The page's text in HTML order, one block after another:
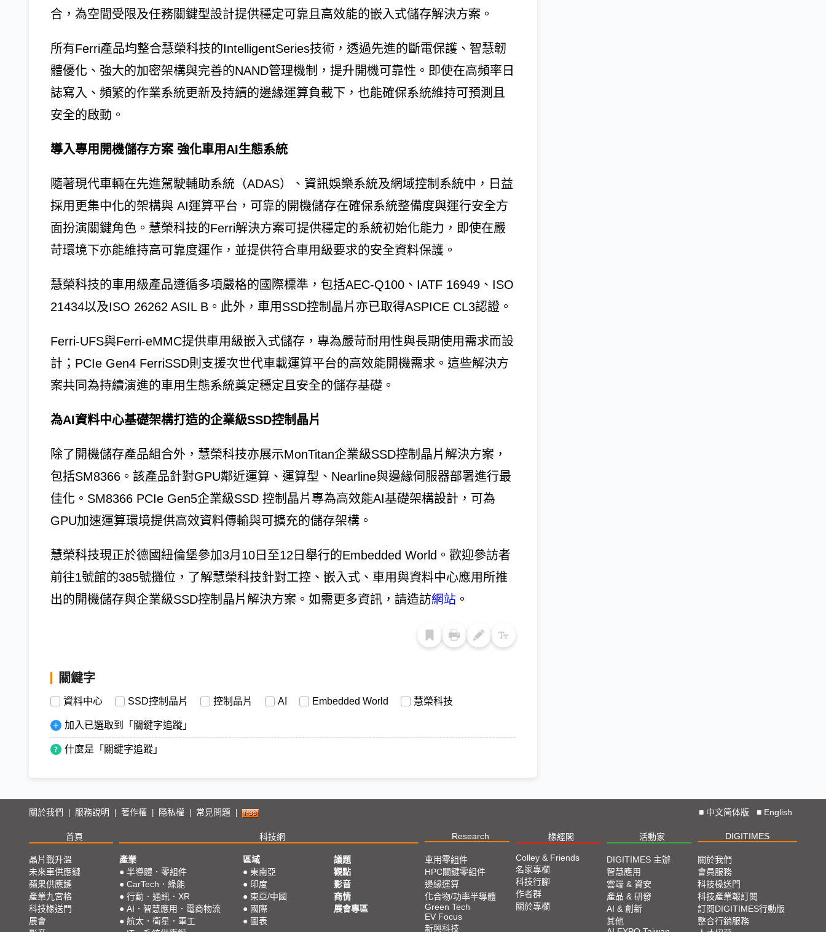
合，為空間受限及任務關鍵型設計提供穩定可靠且高效能的嵌入式儲存解決方案。
所有Ferri產品均整合慧榮科技的IntelligentSeries技術，透過先進的斷電保護、智慧韌
體優化、強大的加密架構與完善的NAND管理機制，提升開機可靠性。即使在高頻率日
誌寫入、頻繁的作業系統更新及持續的邊緣運算負載下，也能確保系統維持可預測且
安全的啟動。
導入專用開機儲存方案 強化車用AI生態系統
隨著現代車輛在先進駕駛輔助系統（ADAS）、資訊娛樂系統及網域控制系統中，日益
採用更集中化的架構與 AI運算平台，可靠的開機儲存在確保系統整備度與運行安全方
面扮演關鍵角色。慧榮科技的Ferri解決方案可提供穩定的系統初始化能力，即使在嚴
苛環境下亦能維持高可靠度運作，並提供符合車用級要求的安全資料保護。
慧榮科技的車用級產品遵循多項嚴格的國際標準，包括AEC-Q100、IATF 16949、ISO
21434以及ISO 26262 ASIL B。此外，車用SSD控制晶片亦已取得ASPICE CL3認證。
Ferri-UFS與Ferri-eMMC提供車用級嵌入式儲存，專為嚴苛耐用性與長期使用需求而設
計；PCIe Gen4 FerriSSD則支援次世代車載運算平台的高效能開機需求。這些解決方
案共同為持續演進的車用生態系統奠定穩定且安全的儲存基礎。
為AI資料中心基礎架構打造的企業級SSD控制晶片
除了開機儲存產品組合外，慧榮科技亦展示MonTitan企業級SSD控制晶片解決方案，
包括SM8366。該產品針對GPU鄰近運算、運算型、Nearline與邊緣伺服器部署進行最
佳化。SM8366 PCIe Gen5企業級SSD 控制晶片專為高效能AI基礎架構設計，可為
GPU加速運算環境提供高效資料傳輸與可擴充的儲存架構。
慧榮科技現正於德國紐倫堡參加3月10日至12日舉行的Embedded World。歡迎參訪者
前往1號館的385號攤位，了解慧榮科技針對工控、嵌入式、車用與資料中心應用所推
出的開機儲存與企業級SSD控制晶片解決方案。如需更多資訊，請造訪網站 。
關鍵字
資料中心 SSD控制晶片 控制晶片 AI Embedded World 慧榮科技
加入已選取到「關鍵字追蹤」
什麼是「關鍵字追蹤」
關於我們 服務說明 著作權 隱私權 常見問題 ■ 中文简体版 ■ English
首頁 科技網 Research 椽經閣 活動家 DIGITIMES
晶片戰升溫
未來車供應鏈
蘋果供應鏈
產業九宮格
科技椽送門
展會
產業
● 半導體．零組件
● CarTech．綠能
● 行動．通訊．XR
● AI．智慧應用．電商物流
● 航太．衛星．軍工
區域
● 東南亞
● 印度
● 東亞/中國
● 國際
● 圖表
議題
觀點
影音
商情
展會專區
車用零組件
HPC關鍵零組件
邊緣運算
化合物/功率半導體
Green Tech
EV Focus
新興科技
Colley & Friends
名家專欄
科技行腳
作者群
關於專欄
DIGITIMES 主辦
智慧應用
雲端 & 資安
產品 & 研發
AI & 創新
其他
關於我們
會員服務
科技椽送門
科技產業報訂閱
訂閱DIGITIMES行動版
整合行銷服務